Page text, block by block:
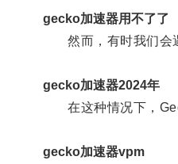
gecko加速器用不了了
然而，有时我们会遇
gecko加速器2024年
在这种情况下，
gecko加速器vpm